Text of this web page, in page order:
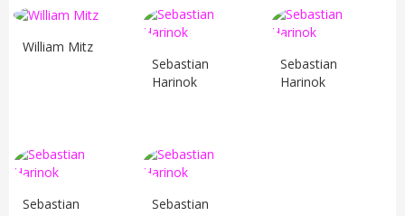
William Mitz
Sebastian
Harinok
Sebastian
Harinok
Sebastian
Sebastian